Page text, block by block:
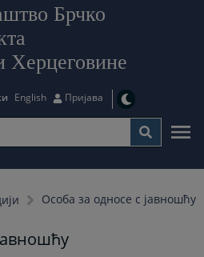
Брчко
Херцеговине
English Пријава
Особа за односе с јавношћу